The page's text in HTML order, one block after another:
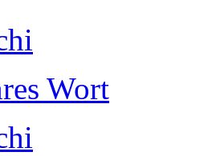
Wort